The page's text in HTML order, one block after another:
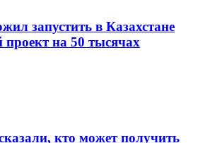
запустить в Казахстане
проект на 50 тысячах
кто может получить